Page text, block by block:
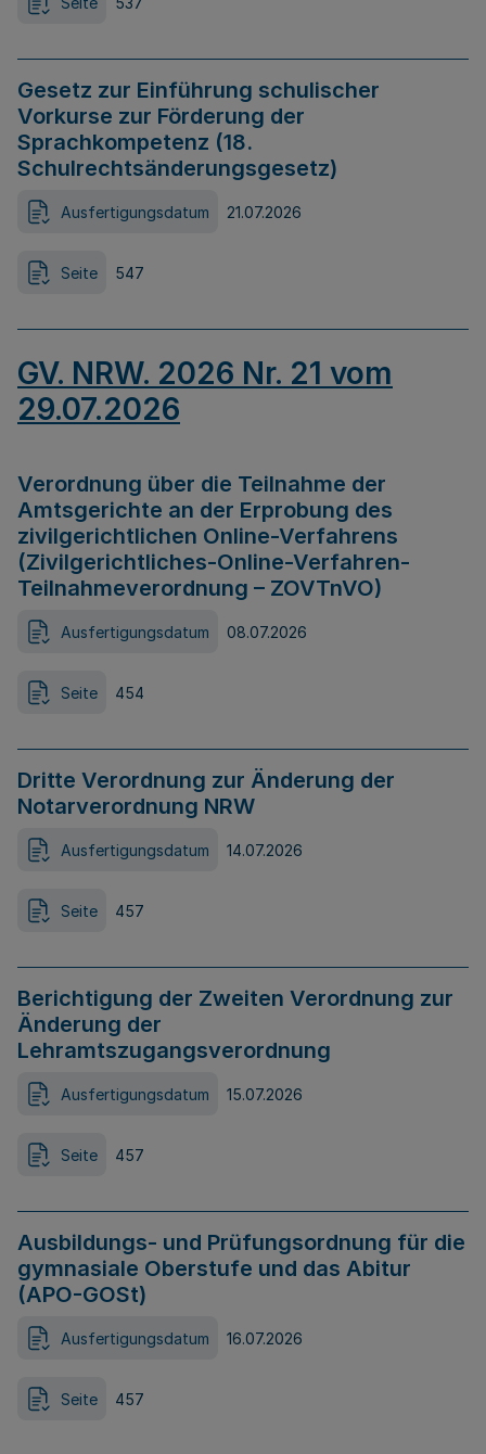
Gesetz zur Einführung schulischer
Vorkurse zur Förderung der
Sprachkompetenz (18.
Schulrechtsänderungsgesetz)
Ausfertigungsdatum 21.07.2026
Seite 547
GV. NRW. 2026 Nr. 21 vom
29.07.2026
Verordnung über die Teilnahme der
Amtsgerichte an der Erprobung des
zivilgerichtlichen Online-Verfahrens
(Zivilgerichtliches-Online-Verfahren-
Teilnahmeverordnung – ZOVTnVO)
Ausfertigungsdatum 08.07.2026
Seite 454
Dritte Verordnung zur Änderung der
Notarverordnung NRW
Ausfertigungsdatum 14.07.2026
Seite 457
Berichtigung der Zweiten Verordnung zur
Änderung der
Lehramtszugangsverordnung
Ausfertigungsdatum 15.07.2026
Seite 457
Ausbildungs- und Prüfungsordnung für die
gymnasiale Oberstufe und das Abitur
(APO-GOSt)
Ausfertigungsdatum 16.07.2026
Seite 457